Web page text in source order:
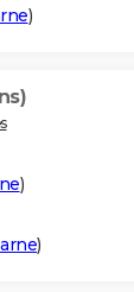
)
)
)